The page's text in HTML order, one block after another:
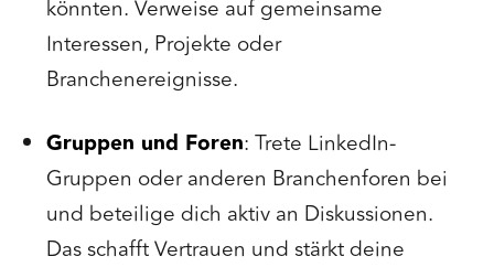
könnten. Verweise auf gemeinsame
Interessen, Projekte oder
Branchenereignisse.
Gruppen und Foren: Trete LinkedIn-
Gruppen oder anderen Branchenforen bei
und beteilige dich aktiv an Diskussionen.
Das schafft Vertrauen und stärkt deine